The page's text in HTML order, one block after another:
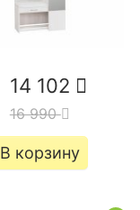
14 102
16 990
В корзину